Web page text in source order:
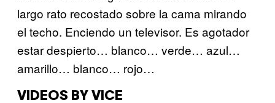
largo rato recostado sobre la cama mirando
el techo. Enciendo un televisor. Es agotador
estar despierto… blanco… verde… azul…
amarillo… blanco… rojo…
VIDEOS BY VICE